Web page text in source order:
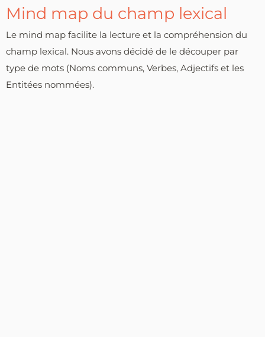
Mind map du champ lexical
Le mind map facilite la lecture et la compréhension du
champ lexical. Nous avons décidé de le découper par
type de mots (Noms communs, Verbes, Adjectifs et les
Entitées nommées).